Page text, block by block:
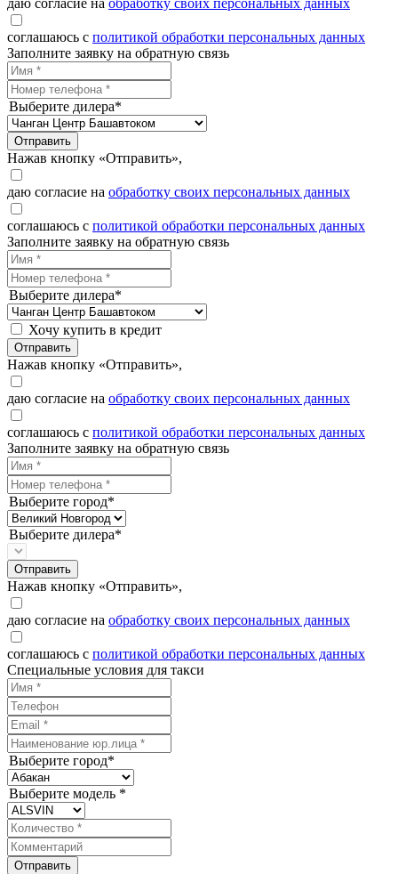
даю согласие на обработку своих персональных данных
соглашаюсь с политикой обработки персональных данных
Заполните заявку на обратную связь
Выберите дилера*
Отправить
Нажав кнопку «Отправить»,
даю согласие на обработку своих персональных данных
соглашаюсь с политикой обработки персональных данных
Заполните заявку на обратную связь
Выберите дилера*
Хочу купить в кредит
Отправить
Нажав кнопку «Отправить»,
даю согласие на обработку своих персональных данных
соглашаюсь с политикой обработки персональных данных
Заполните заявку на обратную связь
Выберите город*
Выберите дилера*
Отправить
Нажав кнопку «Отправить»,
даю согласие на обработку своих персональных данных
соглашаюсь с политикой обработки персональных данных
Специальные условия для такси
Выберите город*
Выберите модель *
Отправить